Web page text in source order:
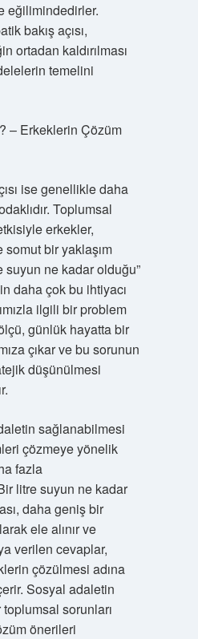
eğilimindedirler.
bakış açısı,
ortadan kaldırılması
temelini
– Erkeklerin Çözüm
ise genellikle daha
Toplumsal
erkekler,
bir yaklaşım
suyun ne kadar olduğu”
daha çok bu ihtiyacı
ilgili bir problem
günlük hayatta bir
çıkar ve bu sorunun
düşünülmesi
sağlanabilmesi
çözmeye yönelik
fazla
litre suyun ne kadar
daha geniş bir
ele alınır ve
verilen cevaplar,
çözülmesi adına
Sosyal adaletin
sorunları
önerileri